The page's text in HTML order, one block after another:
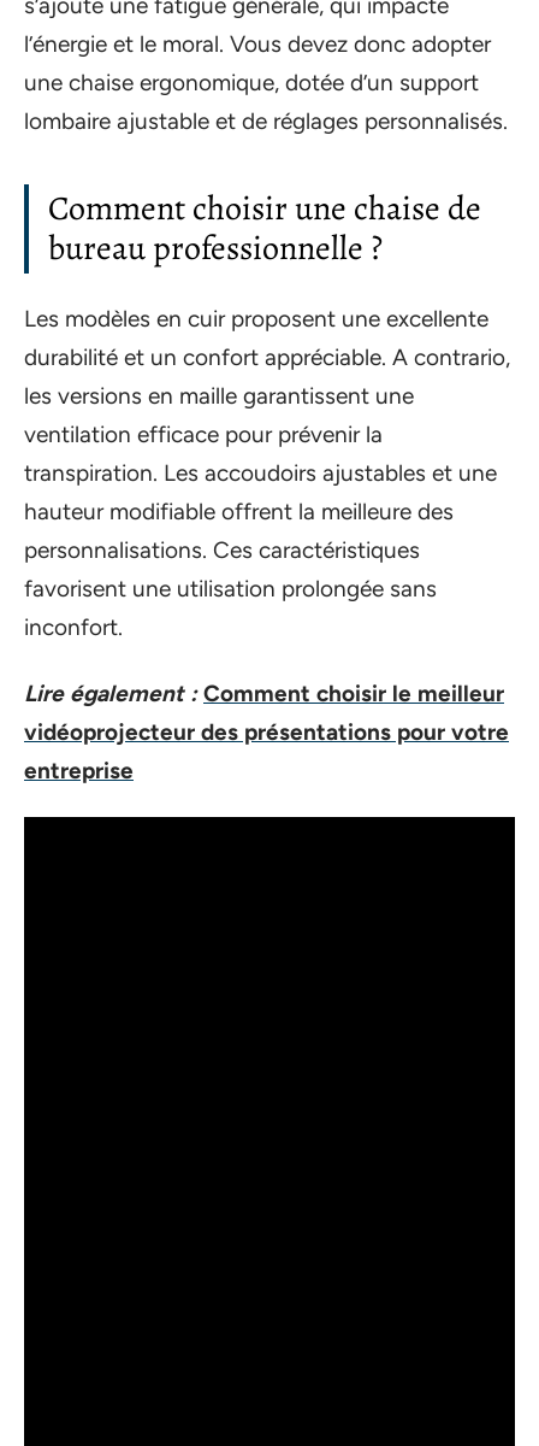
l’énergie et le moral. Vous devez donc adopter
une chaise ergonomique, dotée d’un support
lombaire ajustable et de réglages personnalisés.
Comment choisir une chaise de
bureau professionnelle ?
Les modèles en cuir proposent une excellente
durabilité et un confort appréciable. A contrario,
les versions en maille garantissent une
ventilation efficace pour prévenir la
transpiration. Les accoudoirs ajustables et une
hauteur modifiable offrent la meilleure des
personnalisations. Ces caractéristiques
favorisent une utilisation prolongée sans
inconfort.
Lire également : Comment choisir le meilleur
vidéoprojecteur des présentations pour votre
entreprise